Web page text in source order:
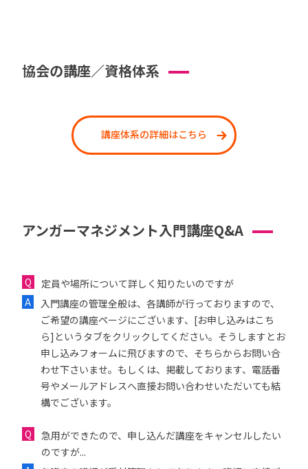
協会の講座／資格体系
講座体系の詳細はこちら
アンガーマネジメント入門講座Q&A
定員や場所について詳しく知りたいのですが
入門講座の管理全般は、各講師が行っておりますので、
ご希望の講座ページにございます、[お申し込みはこち
ら]というタブをクリックしてください。そうしますとお
申し込みフォームに飛びますので、そちらからお問い合
わせ下さいませ。もしくは、掲載しております、電話番
号やメールアドレスへ直接お問い合わせいただいても結
構でございます。
急用ができたので、申し込んだ講座をキャンセルしたい
のですが...